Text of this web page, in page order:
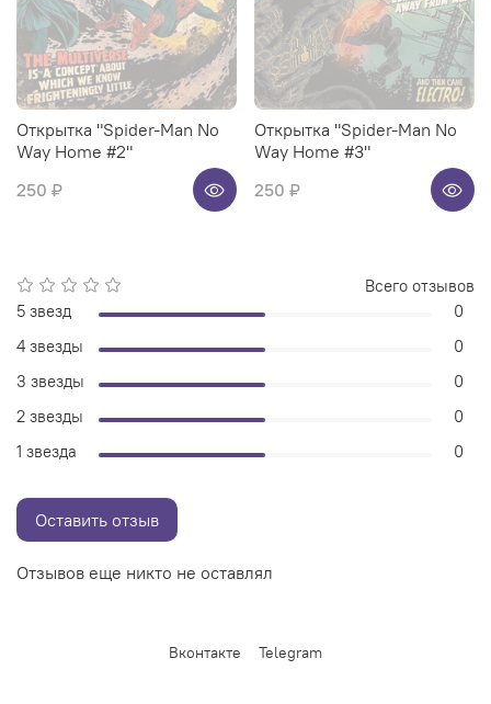
Открытка "Spider-Man No
Way Home #2"
250 ₽
Открытка "Spider-Man No
Way Home #3"
250 ₽
Отзывов еще никто не оставлял
Всего отзывов
5 звезд
0
4 звезды
0
3 звезды
0
2 звезды
0
1 звезда
0
Оставить отзыв
Вконтакте Telegram